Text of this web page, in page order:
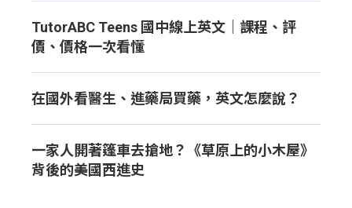
TutorABC Teens 國中線上英文｜課程、評
價、價格一次看懂
在國外看醫生、進藥局買藥，英文怎麼說？
一家人開著篷車去搶地？《草原上的小木屋》
背後的美國西進史